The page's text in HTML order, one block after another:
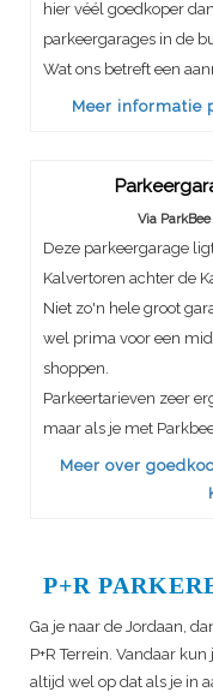
hier véél goedkoper
parkeergarages in de
Wat ons betreft een
Meer informatie
Via
Deze parkeergarage
Kalvertoren achter de
Niet zo'n hele groot
wel prima voor een
shoppen.
Parkeertarieven zeer
maar als je met
Meer over
P+R
Ga je naar de Jordaan,
P+R Terrein. Vandaar
altijd wel op dat als je in